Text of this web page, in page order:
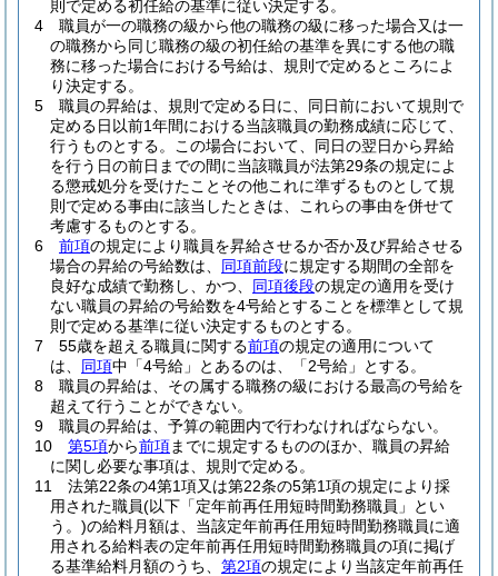
則で定める初任給の基準に従い決定する。
4
職員が一の職務の級から他の職務の級に移った場合又は一
の職務から同じ職務の級の初任給の基準を異にする他の職
務に移った場合における号給は、規則で定めるところによ
り決定する。
5
職員の昇給は、規則で定める日に、同日前において規則で
定める日以前1年間における当該職員の勤務成績に応じて、
行うものとする。
この場合において、同日の翌日から昇給
を行う日の前日までの間に当該職員が法第29条の規定によ
る懲戒処分を受けたことその他これに準ずるものとして規
則で定める事由に該当したときは、これらの事由を併せて
考慮するものとする。
6
前項の規定により職員を昇給させるか否か及び昇給させる
場合の昇給の号給数は、 同項前段に規定する期間の全部を
良好な成績で勤務し、かつ、 同項後段の規定の適用を受け
ない職員の昇給の号給数を4号給とすることを標準として規
則で定める基準に従い決定するものとする。
7
55歳を超える職員に関する前項の規定の適用について
は、 同項中「4号給」とあるのは、「2号給」とする。
8
職員の昇給は、その属する職務の級における最高の号給を
超えて行うことができない。
9
職員の昇給は、予算の範囲内で行わなければならない。
10
第5項から前項までに規定するもののほか、職員の昇給
に関し必要な事項は、規則で定める。
11
法第22条の4第1項又は第22条の5第1項の規定により採
用された職員(以下「定年前再任用短時間勤務職員」とい
う。)の給料月額は、当該定年前再任用短時間勤務職員に適
用される給料表の定年前再任用短時間勤務職員の項に掲げ
る基準給料月額のうち、 第2項の規定により当該定年前再任